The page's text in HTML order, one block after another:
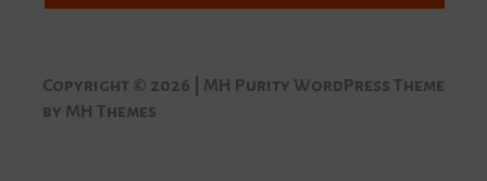
Copyright © 2026 | MH Purity WordPress Theme
by MH Themes